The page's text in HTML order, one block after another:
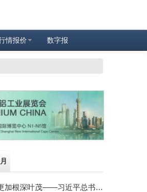
情报价 数字报
让中朝传统友谊之树更加根深叶茂——习近平总书记对朝鲜进行国事访问纪实